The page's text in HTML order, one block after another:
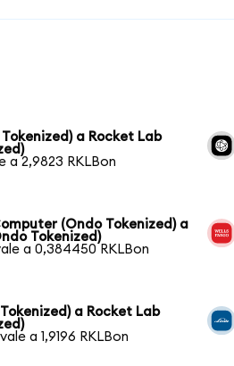
a Rocket Lab
a 2,9823 RKLBon
(Ondo Tokenized) a
Tokenized)
a 0,384450 RKLBon
a Rocket Lab
a 1,9196 RKLBon